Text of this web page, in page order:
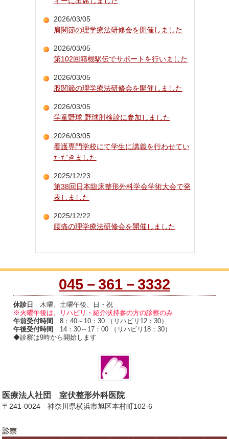
2026/03/05
肩関節の理学療法研修会を開催しました
2026/03/05
第102回箱根駅伝でサポートを行いました
2026/03/05
股関節の理学療法研修会を開催しました
2026/03/05
学童野球 野球肘検診に参加しました
2026/03/05
看護専門学校にて学生に講義を行わせてい
ただきました
2025/12/23
第38回日本臨床整形外科学会学術大会で発
表しました
2025/12/22
腰痛の理学療法研修会を開催しました
045－361－3332
休診日
木曜、土曜午後、日・祝
※火曜午後は、リハビリ・紹介状持参の方の診察のみ
午前受付時間
8：40～10：30 （リハビリ12：30）
午後受付時間
14：30～17：00 （リハビリ18：30）
◆診察は9時から開始します
医療法人社団 室伏整形外科医院
〒241-0024 神奈川県横浜市旭区本村町102-6